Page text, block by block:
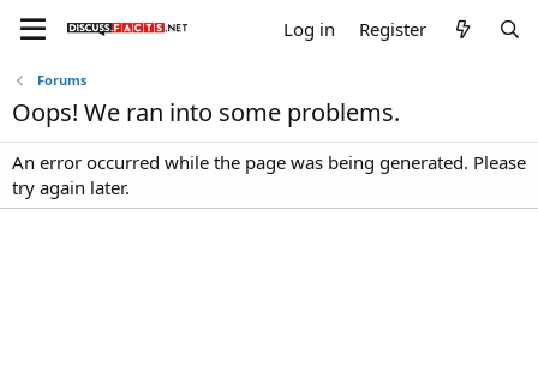
Log in Register
Forums
Oops! We ran into some problems.
An error occurred while the page was being generated. Please
try again later.